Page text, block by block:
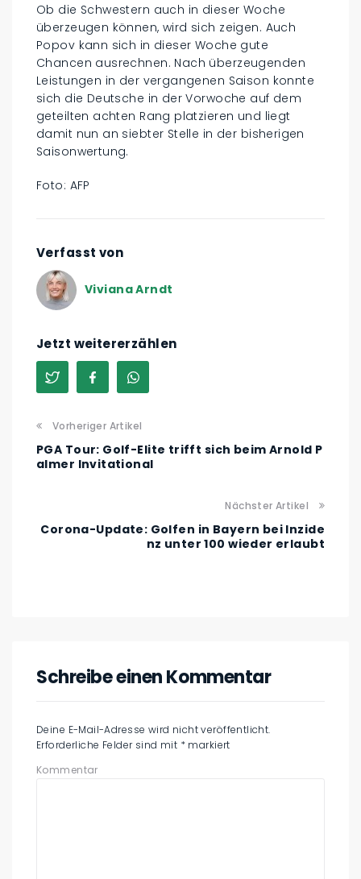
Ob die Schwestern auch in dieser Woche
überzeugen können, wird sich zeigen. Auch
Popov kann sich in dieser Woche gute
Chancen ausrechnen. Nach überzeugenden
Leistungen in der vergangenen Saison konnte
sich die Deutsche in der Vorwoche auf dem
geteilten achten Rang platzieren und liegt
damit nun an siebter Stelle in der bisherigen
Saisonwertung.
Foto: AFP
Verfasst von
Viviana Arndt
Jetzt weitererzählen
Vorheriger Artikel
PGA Tour: Golf-Elite trifft sich beim Arnold P
almer Invitational
Nächster Artikel
Corona-Update: Golfen in Bayern bei Inzide
nz unter 100 wieder erlaubt
Schreibe einen Kommentar
Deine E-Mail-Adresse wird nicht veröffentlicht.
Erforderliche Felder sind mit * markiert
Kommentar